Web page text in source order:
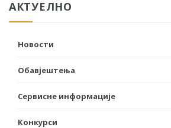
АКТУЕЛНО
Новости
Обавјештења
Сервисне информације
Конкурси